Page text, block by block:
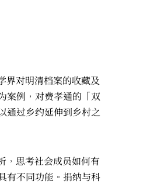
对明清档案的收藏及
案例，对费孝通的「双
通过乡约延伸到乡村之
，思考社会成员如何有
有不同功能。捐纳与科